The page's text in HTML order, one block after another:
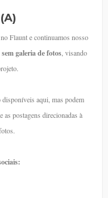
Flaunt e continuamos nosso
sem galeria de fotos , visando
disponíveis aqui, mas podem
postagens direcionadas à